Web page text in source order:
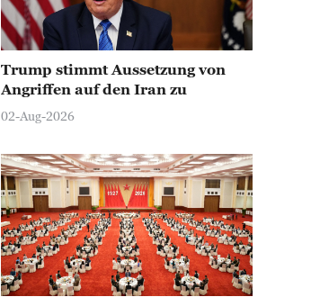
Trump stimmt Aussetzung von
Angriffen auf den Iran zu
02-Aug-2026